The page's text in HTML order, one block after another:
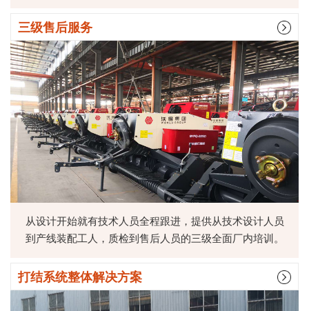
三级售后服务
从设计开始就有技术人员全程跟进，提供从技术设计人员
到产线装配工人，质检到售后人员的三级全面厂内培训。
打结系统整体解决方案